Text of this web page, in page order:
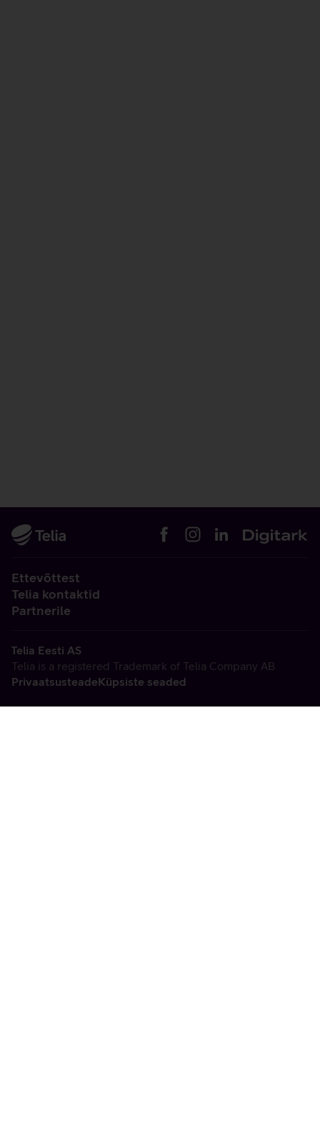
Ettevõttest
Telia kontaktid
Partnerile
Telia Eesti AS
Telia is a registered Trademark of Telia Company AB
PrivaatsusteadeKüpsiste seaded